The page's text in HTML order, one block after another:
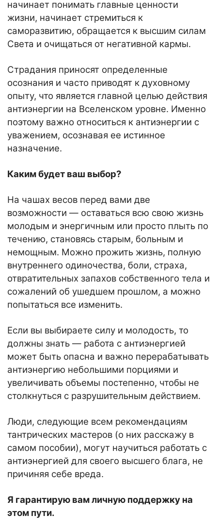
начинает понимать главные ценности
жизни, начинает стремиться к
саморазвитию, обращается к высшим силам
Света и очищаться от негативной кармы.
Страдания приносят определенные
осознания и часто приводят к духовному
опыту, что является главной целью действия
антиэнергии на Вселенском уровне. Именно
поэтому важно относиться к антиэнергии с
уважением, осознавая ее истинное
назначение.
Каким будет ваш выбор?
На чашах весов перед вами две
возможности — оставаться всю свою жизнь
молодым и энергичным или просто плыть по
течению, становясь старым, больным и
немощным. Можно прожить жизнь, полную
внутреннего одиночества, боли, страха,
отвратительных запахов собственного тела и
сожалений об ушедшем прошлом, а можно
попытаться все изменить.
Если вы выбираете силу и молодость, то
должны знать — работа с антиэнергией
может быть опасна и важно перерабатывать
антиэнергию небольшими порциями и
увеличивать объемы постепенно, чтобы не
столкнуться с разрушительным действием.
Люди, следующие всем рекомендациям
тантрических мастеров (о них расскажу в
самом пособии), могут научиться работать с
антиэнергией для своего высшего блага, не
причиняя себе вреда.
Я гарантирую вам личную поддержку на
этом пути.